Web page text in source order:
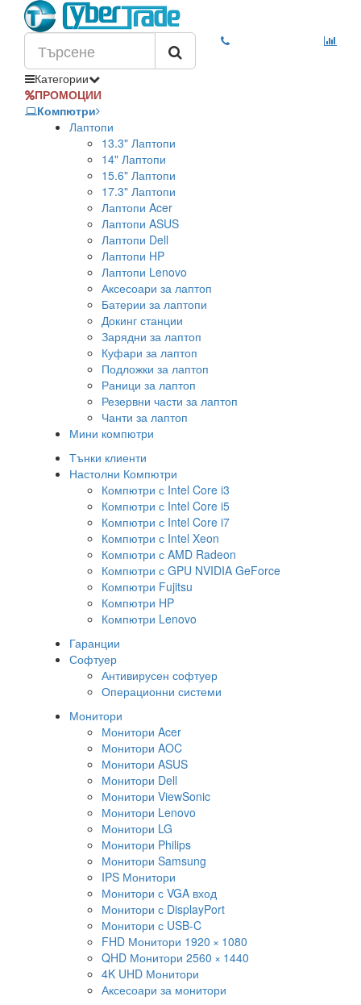
Категории
ПРОМОЦИИ
Компютри
Лаптопи
13.3" Лаптопи
14" Лаптопи
15.6" Лаптопи
17.3" Лаптопи
Лаптопи Acer
Лаптопи ASUS
Лаптопи Dell
Лаптопи HP
Лаптопи Lenovo
Аксесоари за лаптоп
Батерии за лаптопи
Докинг станции
Зарядни за лаптоп
Куфари за лаптоп
Подложки за лаптоп
Раници за лаптоп
Резервни части за лаптоп
Чанти за лаптоп
Мини компютри
Тънки клиенти
Настолни Компютри
Компютри с Intel Core i3
Компютри с Intel Core i5
Компютри с Intel Core i7
Компютри с Intel Xeon
Компютри с AMD Radeon
Компютри с GPU NVIDIA GeForce
Компютри Fujitsu
Компютри HP
Компютри Lenovo
Гаранции
Софтуер
Антивирусен софтуер
Операционни системи
Монитори
Монитори Acer
Монитори AOC
Монитори ASUS
Монитори Dell
Монитори ViewSonic
Монитори Lenovo
Монитори LG
Монитори Philips
Монитори Samsung
IPS Монитори
Монитори с VGA вход
Монитори с DisplayPort
Монитори с USB-C
FHD Монитори 1920 × 1080
QHD Монитори 2560 × 1440
4K UHD Монитори
Аксесоари за монитори